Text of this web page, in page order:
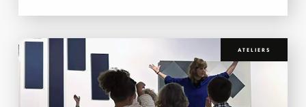
ATELIERS